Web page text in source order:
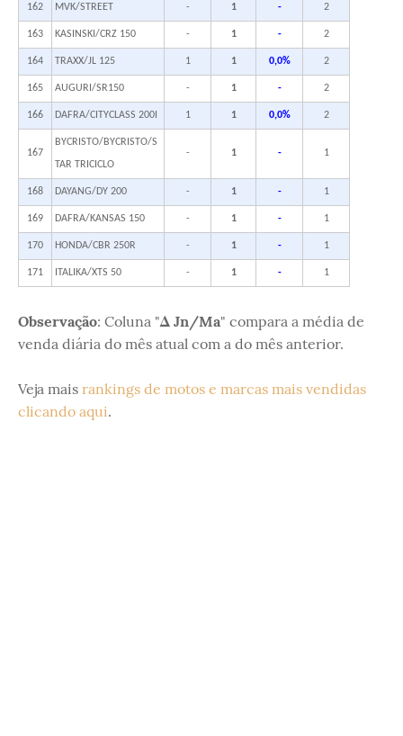
162 MVK/STREET - 1 - 2
163 KASINSKI/CRZ 150 - 1 - 2
164 TRAXX/JL 125 1 1 0,0% 2
165 AUGURI/SR150 - 1 - 2
166 DAFRA/CITYCLASS 200I 1 1 0,0% 2
167
BYCRISTO/BYCRISTO/S
TAR TRICICLO
- 1 - 1
168 DAYANG/DY 200 - 1 - 1
169 DAFRA/KANSAS 150 - 1 - 1
170 HONDA/CBR 250R - 1 - 1
171 ITALIKA/XTS 50 - 1 - 1
Observação: Coluna "Δ Jn/Ma" compara a média de
venda diária do mês atual com a do mês anterior.
Veja mais rankings de motos e marcas mais vendidas
clicando aqui.